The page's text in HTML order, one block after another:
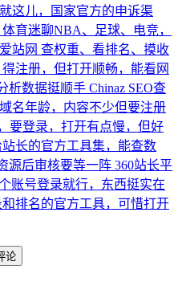
这儿，国家官方的申诉渠
体育迷聊NBA、足球、电竞，
爱站网 查权重、看排名、摸收
得注册，但打开顺畅，能看网
析数据挺顺手 Chinaz SEO查
名年龄，内容不少但要注册
要登录，打开有点慢，但好
站长的官方工具集，能查数
源后审核要等一阵 360站长平
账号登录就行，东西挺实在
排名的官方工具，可惜打开
论